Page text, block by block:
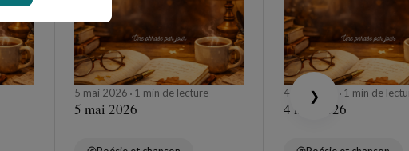
5 mai 2026 1 min de lecture
5 mai 2026
4 mai 2026 1 min de
4 mai 2026
❯